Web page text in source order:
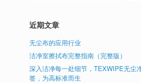
近期文章
无尘布的应用行业
洁净室擦拭布完整指南（完整版）
深入洁净每一处细节，TEXWIPE无尘
签，为高标准而生